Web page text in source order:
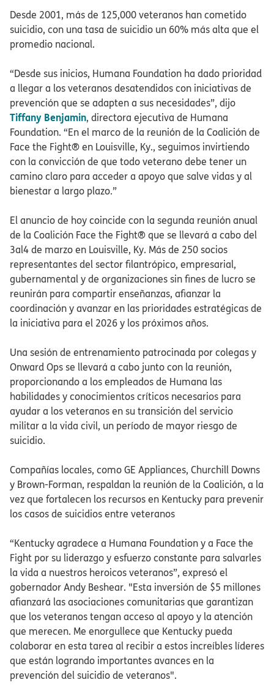
Desde 2001, más de 125,000 veteranos han cometido
suicidio, con una tasa de suicidio un 60% más alta que el
promedio nacional.​​
“Desde sus inicios, Humana Foundation ha dado prioridad
a llegar a los veteranos desatendidos con iniciativas de
prevención que se adapten a sus necesidades”, dijo
Tiffany Benjamin, directora ejecutiva de Humana
Foundation. “En el marco de la reunión de la Coalición de
Face the Fight® en Louisville, Ky., seguimos invirtiendo
con la convicción de que todo veterano debe tener un
camino claro para acceder a apoyo que salve vidas y al
bienestar a largo plazo.”​​
El anuncio de hoy coincide con la segunda reunión anual
de la Coalición Face the Fight® que se llevará a cabo del
3al4 de marzo en Louisville, Ky. Más de 250 socios
representantes del sector filantrópico, empresarial,
gubernamental y de organizaciones sin fines de lucro se
reunirán para compartir enseñanzas, afianzar la
coordinación y avanzar en las prioridades estratégicas de
la iniciativa para el 2026 y los próximos años.​​
Una sesión de entrenamiento patrocinada por colegas y
Onward Ops se llevará a cabo junto con la reunión,
proporcionando a los empleados de Humana las
habilidades y conocimientos críticos necesarios para
ayudar a los veteranos en su transición del servicio
militar a la vida civil, un período de mayor riesgo de
suicidio.​​
Compañías locales, como GE Appliances, Churchill Downs
y Brown-Forman, respaldan la reunión de la Coalición, a la
vez que fortalecen los recursos en Kentucky para prevenir
los casos de suicidios entre veteranos​​
“Kentucky agradece a Humana Foundation y a Face the
Fight por su liderazgo y esfuerzo constante para salvarles
la vida a nuestros heroicos veteranos”, expresó el
gobernador Andy Beshear. "Esta inversión de $5 millones
afianzará las asociaciones comunitarias que garantizan
que los veteranos tengan acceso al apoyo y la atención
que merecen. Me enorgullece que Kentucky pueda
colaborar en esta tarea al recibir a estos increíbles líderes
que están logrando importantes avances en la
prevención del suicidio de veteranos".​​